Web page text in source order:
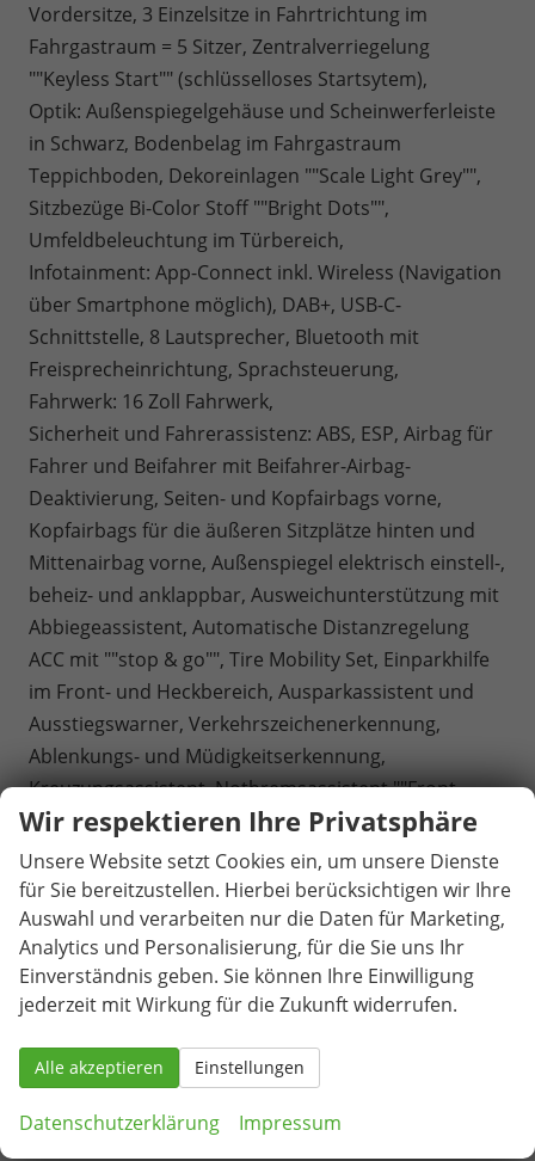
Vordersitze, 3 Einzelsitze in Fahrtrichtung im
Fahrgastraum = 5 Sitzer, Zentralverriegelung
""Keyless Start"" (schlüsselloses Startsytem),
Optik: Außenspiegelgehäuse und Scheinwerferleiste
in Schwarz, Bodenbelag im Fahrgastraum
Teppichboden, Dekoreinlagen ""Scale Light Grey"",
Sitzbezüge Bi-Color Stoff ""Bright Dots"",
Umfeldbeleuchtung im Türbereich,
Infotainment: App-Connect inkl. Wireless (Navigation
über Smartphone möglich), DAB+, USB-C-
Schnittstelle, 8 Lautsprecher, Bluetooth mit
Freisprecheinrichtung, Sprachsteuerung,
Fahrwerk: 16 Zoll Fahrwerk,
Sicherheit und Fahrerassistenz: ABS, ESP, Airbag für
Fahrer und Beifahrer mit Beifahrer-Airbag-
Deaktivierung, Seiten- und Kopfairbags vorne,
Kopfairbags für die äußeren Sitzplätze hinten und
Mittenairbag vorne, Außenspiegel elektrisch einstell-,
beheiz- und anklappbar, Ausweichunterstützung mit
Abbiegeassistent, Automatische Distanzregelung
ACC mit ""stop & go"", Tire Mobility Set, Einparkhilfe
im Front- und Heckbereich, Ausparkassistent und
Ausstiegswarner, Verkehrszeichenerkennung,
Ablenkungs- und Müdigkeitserkennung,
Kreuzungsassistent, Notbremsassistent ""Front
Assist"" mit Fußgänger- und Radfahrererkennung,
Notrufsystem eCall, Reifenkontrollanzeige.
ausl. Ez. und Garantiebeginn ab Kaufdatum /
Endkundennachweis erforderlich.
Gegen Aufpreis:
6 Sitzer: 1 zusätzlicher Sitz (Vis-a-Vis)mit
Armlehnen für die 2. Sitzreihe inkl. Eintragung + 845
€ Brutto
7 Sitzer: 2 zusätzliche Sitze (Vis-a-Vis)
Armlehnen für die 2. Sitzreihe inkl. Eintragung
Wir respektieren Ihre Privatsphäre
Unsere Website setzt Cookies ein, um unsere Dienste
für Sie bereitzustellen. Hierbei berücksichtigen wir Ihre
Auswahl und verarbeiten nur die Daten für Marketing,
Analytics und Personalisierung, für die Sie uns Ihr
Einverständnis geben. Sie können Ihre Einwilligung
jederzeit mit Wirkung für die Zukunft widerrufen.
Alle akzeptieren Einstellungen
Datenschutzerklärung Impressum